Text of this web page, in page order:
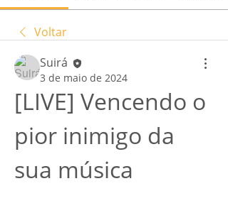
Voltar
Suirá
3 de maio de 2024
[LIVE] Vencendo o
pior inimigo da
sua música